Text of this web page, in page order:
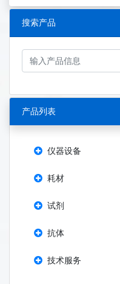
搜索产品
产品列表
仪器设备
耗材
试剂
抗体
技术服务